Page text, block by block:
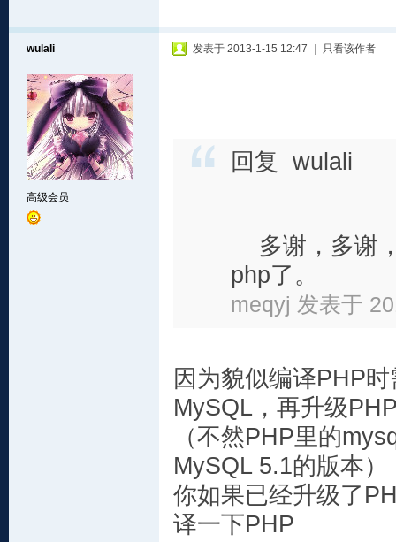
wulali
高级会员
发表于 2013-1-15 12:47 只看该作者
回复 wulali
多谢，多谢
php了。
meqyj 发表于
因为貌似编译PHP
MySQL，再升级
（不然PHP里的
MySQL 5.1的版本）
你如果已经升级了
译一下PHP